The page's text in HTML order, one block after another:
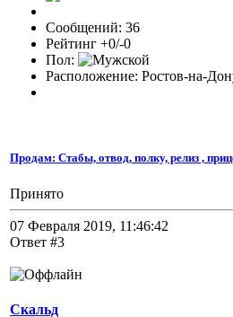
Сообщений: 36
Рейтинг +0/-0
Пол:
Расположение: Ростов-на-
Продам: Стабы, отвод, полку, релиз ,
Принято
07 Февраля 2019, 11:46:42
Ответ #3
Скальд